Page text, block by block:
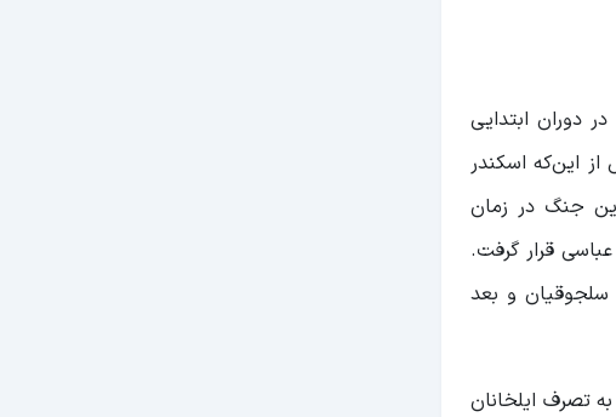
دوران ابتدایی
این‌که اسکندر
جنگ در زمان
قرار گرفت.
و بعد
تصرف ایلخانان